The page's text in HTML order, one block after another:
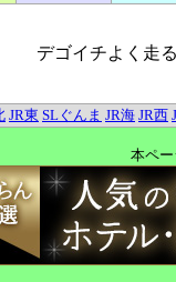
デゴイチよく走
JR東 SLぐんま JR海 JR西
本ペ